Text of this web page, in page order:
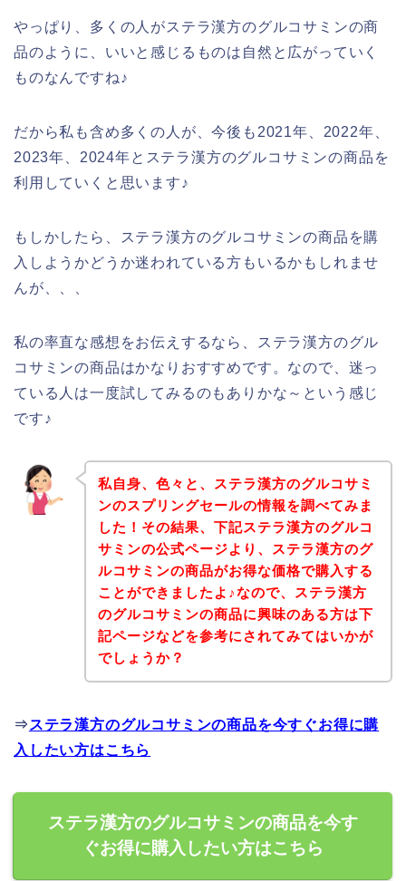
やっぱり、多くの人がステラ漢方のグルコサミンの商
品のように、いいと感じるものは自然と広がっていく
ものなんですね♪
だから私も含め多くの人が、今後も2021年、2022年、
2023年、2024年とステラ漢方のグルコサミンの商品を
利用していくと思います♪
もしかしたら、ステラ漢方のグルコサミンの商品を購
入しようかどうか迷われている方もいるかもしれませ
んが、、、
私の率直な感想をお伝えするなら、ステラ漢方のグル
コサミンの商品はかなりおすすめです。なので、迷っ
ている人は一度試してみるのもありかな～という感じ
です♪
私自身、色々と、ステラ漢方のグルコサミ
ンのスプリングセールの情報を調べてみま
した！その結果、下記ステラ漢方のグルコ
サミンの公式ページより、ステラ漢方のグ
ルコサミンの商品がお得な価格で購入する
ことができましたよ♪なので、ステラ漢方
のグルコサミンの商品に興味のある方は下
記ページなどを参考にされてみてはいかが
でしょうか？
⇒ ステラ漢方のグルコサミンの商品を今すぐお得に購
入したい方はこちら
ステラ漢方のグルコサミンの商品を今す
ぐお得に購入したい方はこちら